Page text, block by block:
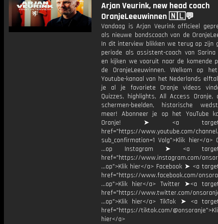
Arjan Veurink, new head coach
OranjeLeeuwinnen 🇳🇱💬
Vandaag is Arjan Veurink officieel
als nieuwe bondscoach van de
In dit interview blikken we terug op zijn
periode als assistent-coach van Sarina
en kijken we vooruit naar de komende
de OranjeLeeuwinnen. Welkom op
Youtube-kanaal van het Nederlands
je al je favoriete Oranje videos
Quizzes, highlights, All Access Oranje,
schermen-beelden, historische
meer! Abonneer je op het YouTube
Oranje! ➤ <a
href="https://www.youtube.com/channel/
sub_confirmation=1 Volg">Klik hier</a>
...op Instagram ➤ <a
href="https://www.instagram.com/
...op">Klik hier</a> Facebook ➤ <a
href="https://www.facebook.com/
...op">Klik hier</a> Twitter ➤<a
href="https://www.twitter.com/
...op">Klik hier</a> TikTok ➤ <a
href="https://tiktok.com/
hier</a>